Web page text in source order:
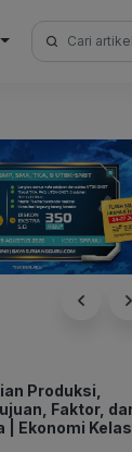
Search
for:
Produksi,
Faktor,
| Ekonomi